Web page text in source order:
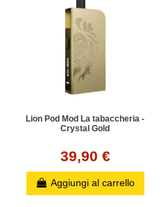
Lion Pod Mod La tabaccheria -
Crystal Gold
39,90 €
Aggiungi al carrello